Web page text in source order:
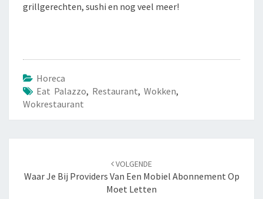
grillgerechten, sushi en nog veel meer!
Horeca
Eat Palazzo, Restaurant, Wokken,
Wokrestaurant
door
VOLGENDE
Waar Je Bij Providers Van Een Mobiel Abonnement Op
Moet Letten